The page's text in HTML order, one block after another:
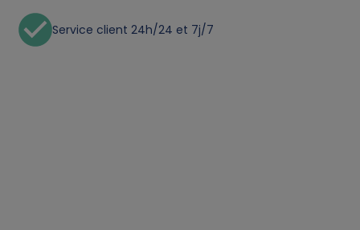
Service client 24h/24 et 7j/7
o